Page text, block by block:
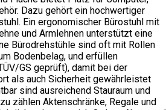
Dazu gehört ein hochwertiger
Ein ergonomischer Bürostuhl mit
und Armlehnen unterstützt eine
Bürodrehstühle sind oft mit Rollen
Bodenbelag, und erfüllen
GS geprüft), damit bei der
als auch Sicherheit gewährleistet
sind ausreichend Stauraum und
zählen Aktenschränke, Regale und